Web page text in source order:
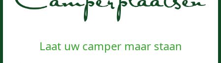
Laat uw camper maar staan